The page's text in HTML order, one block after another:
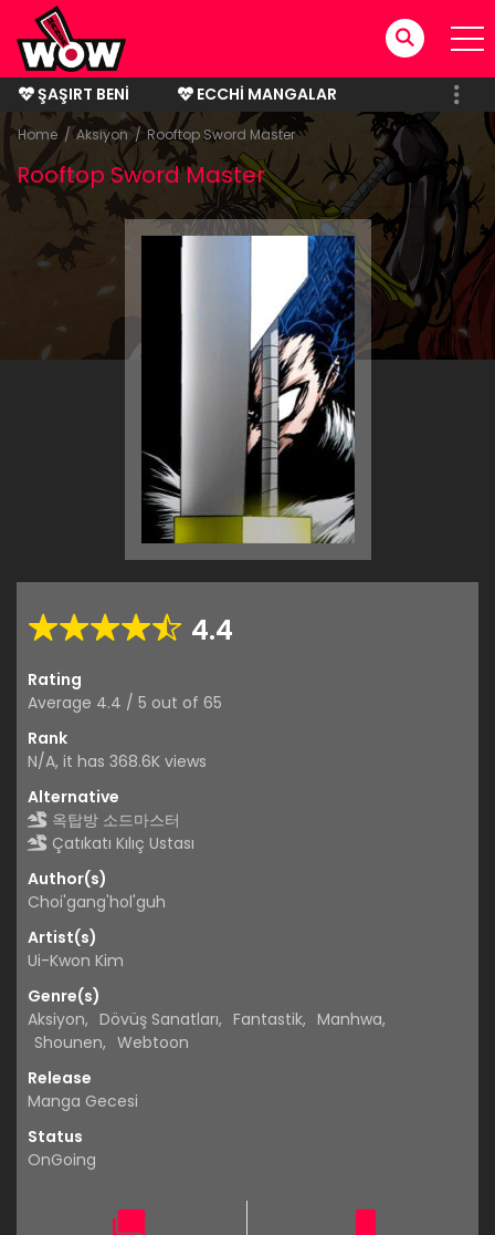
ŞAŞIRT BENI
ECCHI MANGALAR
BITMIŞ MANGALAR
Home Aksiyon Rooftop Sword Master
Rooftop Sword Master
4.4
Rating
Average 4.4 / 5 out of 65
Rank
N/A, it has 368.6K views
Alternative
옥탑방 소드마스터
Çatıkatı Kılıç Ustası
Author(s)
Choi'gang'hol'guh
Artist(s)
Ui-Kwon Kim
Genre(s)
Aksiyon, Dövüş Sanatları, Fantastik, Manhwa,
Shounen, Webtoon
Release
Manga Gecesi
Status
OnGoing